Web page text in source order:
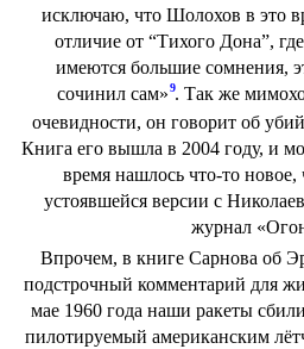
исключаю, что Шолохов в это
отличие от “Тихого Дона”,
имеются большие сомнения,
сочинил сам» 9. Так же
очевидности, он говорит об
Книга его вышла в 2004 году, и
время нашлось что-то новое,
устоявшейся версии с
журнал
Впрочем, в книге Сарнова об
подстрочный комментарий для
мае 1960 года наши ракеты
пилотируемый американским